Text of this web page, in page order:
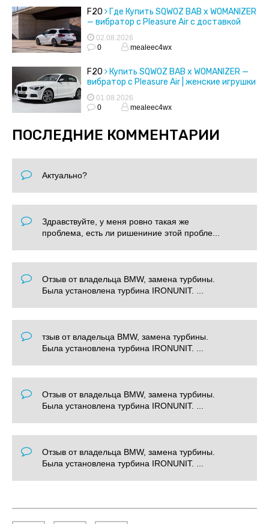
F20
Где Купить SQWOZ BAB x WOMANIZER
— вибратор с Pleasure Air с доставкой
02.08.2026
0
mealeec4wx
F20
Купить SQWOZ BAB x WOMANIZER —
вибратор с Pleasure Air | женские игрушки
01.08.2026
0
mealeec4wx
ПОСЛЕДНИЕ КОММЕНТАРИИ
Актуально?
Здравствуйте, у меня ровно такая же
проблема, есть ли ришениние этой пробле...
Отзыв от владельца BMW, замена турбины.
Была установлена турбина IRONUNIT. ...
тзыв от владельца BMW, замена турбины.
Была установлена турбина IRONUNIT. ...
Отзыв от владельца BMW, замена турбины.
Была установлена турбина IRONUNIT. ...
Отзыв от владельца BMW, замена турбины.
Была установлена турбина IRONUNIT. ...